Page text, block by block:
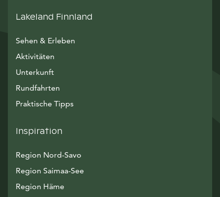
Lakeland Finnland
Sehen & Erleben
Aktivitäten
Unterkunft
Rundfahrten
Praktische Tipps
Inspiration
Region Nord-Savo
Region Saimaa-See
Region Häme